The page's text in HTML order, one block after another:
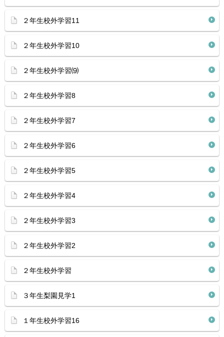
２年生校外学習11
２年生校外学習10
２年生校外学習⑼
２年生校外学習8
２年生校外学習7
２年生校外学習6
２年生校外学習5
２年生校外学習4
２年生校外学習3
２年生校外学習2
２年生校外学習
３年生梨園見学1
１年生校外学習16